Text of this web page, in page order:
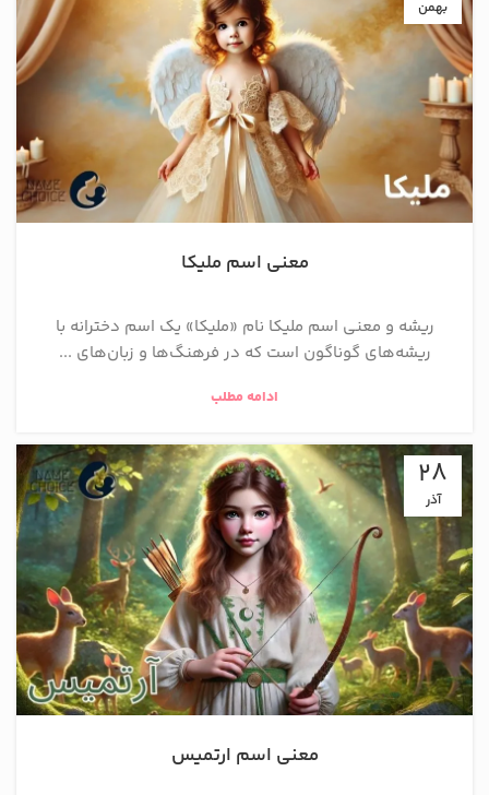
بهمن
معنی اسم ملیکا
ریشه و معنی اسم ملیکا نام «ملیکا» یک اسم دخترانه با
ریشه‌های گوناگون است که در فرهنگ‌ها و زبان‌های ...
ادامه مطلب
28
آذر
معنی اسم ارتمیس